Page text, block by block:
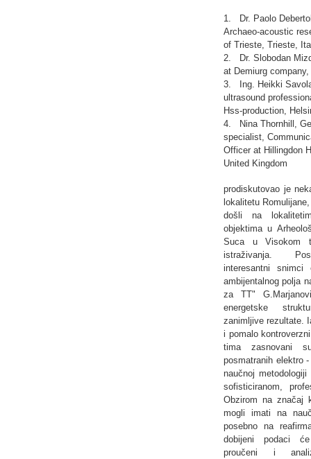
1. Dr. Paolo
Archaeo-acoustic
of Trieste, Trieste,
2. Dr. Slobodan
at Demiurg
3. Ing. Heikki
ultrasound
Hss-production,
4. Nina Thornhill,
specialist,
Officer at Hillingdon
United Kingdom
prodiskutovao je
lokalitetu
došli na
objektima u
Suca u Visokom
istraživanja.
interesantni snimci
ambijentalnog polja
za TT"
energetske
zanimljive rezultate.
i pomalo
tima zasnovani
posmatranih elektro
naučnoj
sofisticiranom,
Obzirom na značaj
mogli imati na
posebno na
dobijeni podaci
proučeni i